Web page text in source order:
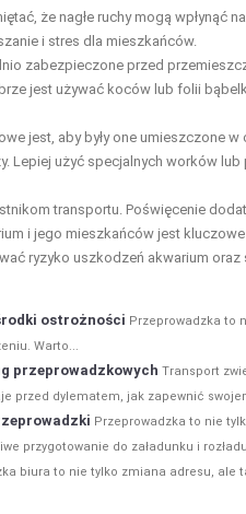
że nagłe ruchy mogą wpłynąć
i stres dla mieszkańców.
zabezpieczone przed
jest używać koców lub folii
jest, aby były one umieszczone
Lepiej użyć specjalnych worków
transportu. Poświęcenie
i jego mieszkańców jest
ryzyko uszkodzeń akwarium oraz
ostrożności Przeprowadzka to
Warto...
przeprowadzkowych Transport
przed dylematem, jak zapewnić
Przeprowadzka to nie
przygotowanie do załadunku i
biura to nie tylko zmiana adresu, ale